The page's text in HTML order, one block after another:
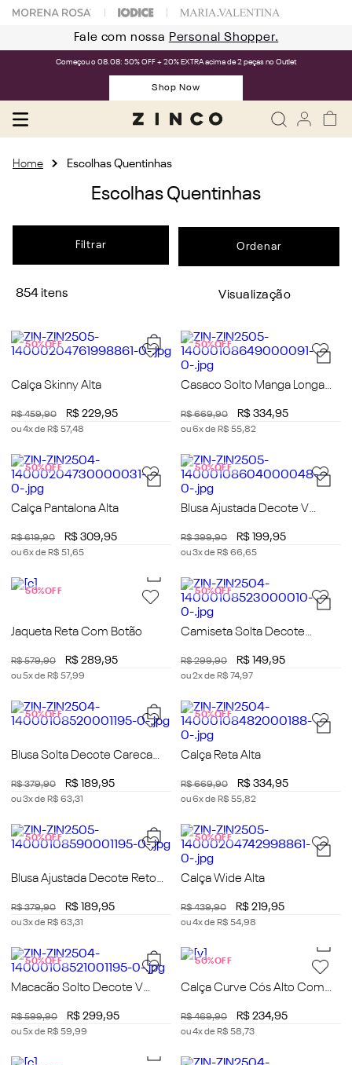
Fale com nossa Personal Shopper.
Começou o 08.08: 50% OFF + 20% EXTRA acima de 2 peças no Outlet
Shop Now
Escolhas Quentinhas
Escolhas Quentinhas
Filtrar
854
50%OFF
Calça Skinny Alta
R$459,90 R$ 229,95
ou4x de R$ 57,48
50%OFF
Casaco Solto Manga Longa
R$669,90 R$ 334,95
ou6x de R$ 55,82
50%OFF
Calça Pantalona Alta
R$619,90 R$ 309,95
ou6x de R$ 51 ,65
50%OFF
Blusa Ajustada Decote V
R$399,90 R$ 199,95
ou3x de R$ 66,65
50%OFF
Jaqueta Reta Com Botão
R$579,90 R$ 289,95
ou5x de R$ 57,99
50%OFF
Camiseta Solta Decote
R$299,90 R$ 149,95
ou2x de R$ 74,97
50%OFF
Blusa Solta Decote Careca
R$379,90 R$ 189,95
ou3x de R$ 63,31
50%OFF
Calça Reta Alta
R$669,90 R$ 334,95
ou6x de R$ 55,82
50%OFF
Blusa Ajustada Decote Reto
R$379,90 R$ 189,95
ou3x de R$ 63,31
50%OFF
Calça Wide Alta
R$439,90 R$ 219,95
ou4x de R$ 54,98
50%OFF
Macacão Solto Decote V
R$599,90 R$ 299,95
ou5x de R$ 59,99
50%OFF
Calça Curve Cós Alto Com
R$469,90 R$ 234,95
ou4x de R$ 58,73